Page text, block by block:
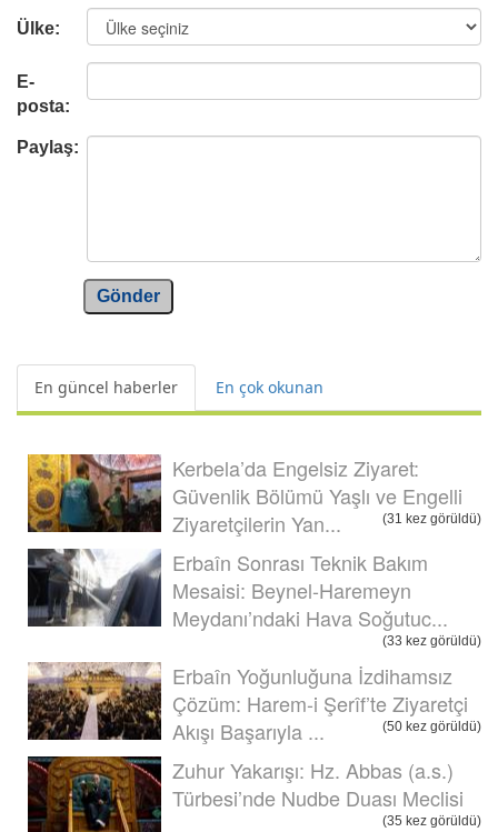
Ülke:
E-
posta:
Paylaş:
Gönder
En güncel haberler En çok okunan
Kerbela’da Engelsiz Ziyaret:
Güvenlik Bölümü Yaşlı ve Engelli
Ziyaretçilerin Yan...
(31 kez görüldü)
Erbaîn Sonrası Teknik Bakım
Mesaisi: Beynel-Haremeyn
Meydanı’ndaki Hava Soğutuc...
(33 kez görüldü)
Erbaîn Yoğunluğuna İzdihamsız
Çözüm: Harem-i Şerîf’te Ziyaretçi
Akışı Başarıyla ...
(50 kez görüldü)
Zuhur Yakarışı: Hz. Abbas (a.s.)
Türbesi’nde Nudbe Duası Meclisi
(35 kez görüldü)